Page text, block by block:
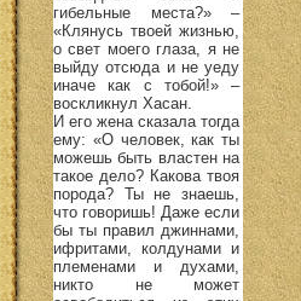
гибельные места?» –
«Клянусь твоей жизнью,
о свет моего глаза, я не
выйду отсюда и не уеду
иначе как с тобой!» –
воскликнул Хасан.
И его жена сказала тогда
ему: «О человек, как ты
можешь быть властен на
такое дело? Какова твоя
порода? Ты не знаешь,
что говоришь! Даже если
бы ты правил джиннами,
ифритами, колдунами и
племенами и духами,
никто не может